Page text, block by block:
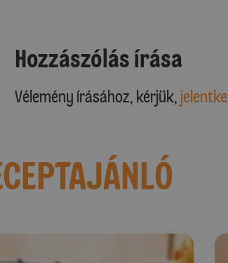
Hozzászólás írása
Vélemény írásához, kérjük,